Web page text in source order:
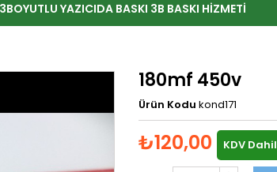
YAZICIDA BASKI 3B BASKI HIZMETI
180mf 450v
Ürün Kodu kond171
₺120,00 KDV Dahil